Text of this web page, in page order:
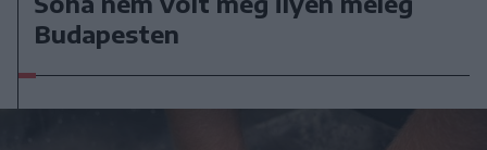
Budapesten